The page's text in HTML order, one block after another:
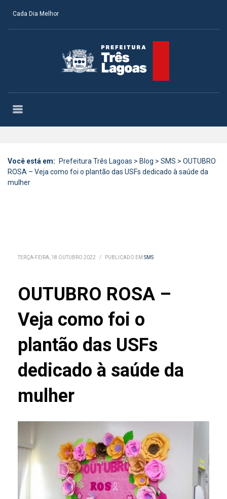
Cada Dia Melhor
Você está em: Prefeitura Três Lagoas > Blog > SMS > OUTUBRO
ROSA – Veja como foi o plantão das USFs dedicado à saúde da
mulher
TERÇA-FEIRA, 18 OUTUBRO 2022 / PUBLICADO EM SMS
OUTUBRO ROSA –
Veja como foi o
plantão das USFs
dedicado à saúde da
mulher